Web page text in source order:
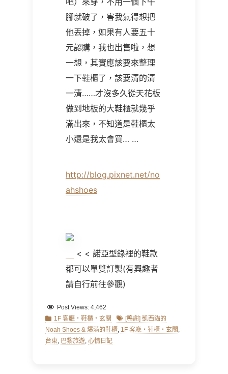
腳就破了，害我氣得想把
他丟掉，如果有人要五十
元認購，我也出售啦，想
一想，其實應該要來整理
一下鞋櫃了，該要清的清
一清……才沒多久從天花板
做到地板的大鞋櫃就幾乎
滿出來，不知道是鞋櫃太
小還是我太會買… …
http://blog.pixnet.net/no
ahshoes
< < 諾亞型錄裡的鞋款
都可以單雙訂製(有興趣者
請自行前往參觀)
Post Views: 4,462
Categories
1F 客廳‧鞋櫃‧玄關 Tags[鳴謝] 凱西貓的
Noah Shoes & 爆滿的鞋櫃, 1F 客廳‧鞋櫃‧玄關 ,
台東, 巴黎旅遊, 心情日記